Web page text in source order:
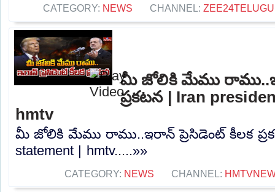
CATEGORY: NEWS CHANNEL:
మీ జోలికి మేము
ప్రకటన | Iran
hmtv
మీ జోలికి మేము రాము..ఇరాన్ ప్రెసిడెంట్ కీలక
statement | hmtv.....»»
CATEGORY: NEWS CHANNEL: